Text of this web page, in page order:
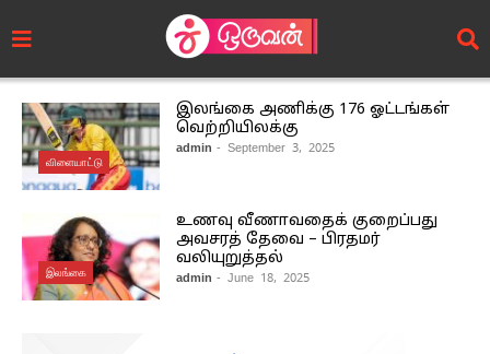
விளையாட்டு
இலங்கை அணிக்கு 176 ஓட்டங்கள்
வெற்றியிலக்கு
admin - September 3, 2025
இலங்கை
உணவு வீணாவதைக் குறைப்பது
அவசரத் தேவை – பிரதமர்
வலியுறுத்தல்
admin - June 18, 2025